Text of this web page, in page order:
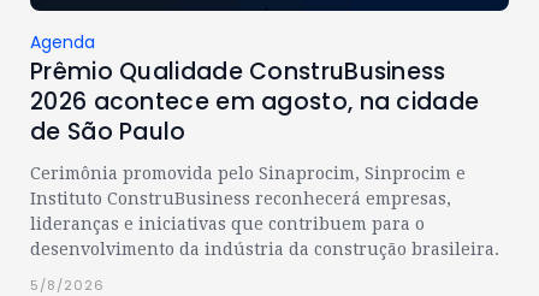
Agenda
Prêmio Qualidade ConstruBusiness
2026 acontece em agosto, na cidade
de São Paulo
Cerimônia promovida pelo Sinaprocim, Sinprocim e
Instituto ConstruBusiness reconhecerá empresas,
lideranças e iniciativas que contribuem para o
desenvolvimento da indústria da construção brasileira.
5/8/2026